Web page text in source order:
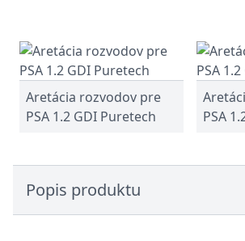
Aretácia rozvodov pre
PSA 1.2 GDI Puretech
PSA
Popis produktu